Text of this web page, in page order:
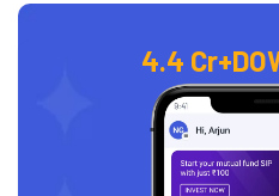
4.4 Cr+